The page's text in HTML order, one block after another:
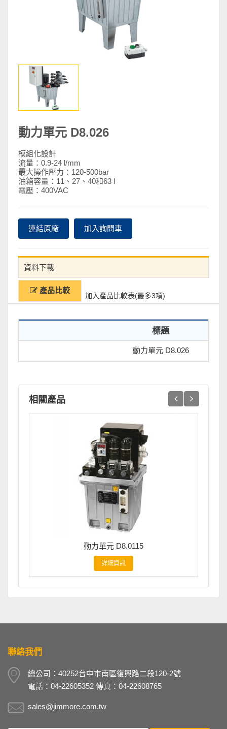
動力單元 D8.026
模組化設計
流量：0.9-24 l/mm
最大操作壓力：120-500bar
油箱容量：11、27、40和63 l
電壓：400VAC
連結原廠 加入詢問車
資料下載
產品比較
加入產品比較表(最多3項)
標題
動力單元 D8.026
相關產品
動力單元 D8.0115
詳細資訊
聯絡我們
總公司：40252台中市南區復興路二段120-2號
電話：04-22605352 傳真：04-22608765
sales@jimmore.com.tw